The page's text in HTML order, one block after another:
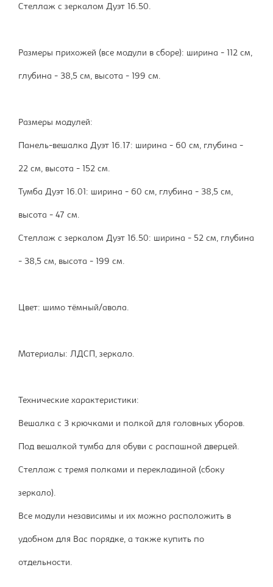
Стеллаж с зеркалом Дуэт 16.50.
Размеры прихожей (все модули в сборе): ширина - 112 см,
глубина - 38,5 см, высота - 199 см.
Размеры модулей:
Панель-вешалка Дуэт 16.17: ширина - 60 см, глубина -
22 см, высота - 152 см.
Тумба Дуэт 16.01: ширина - 60 см, глубина - 38,5 см,
высота - 47 см.
Стеллаж с зеркалом Дуэт 16.50: ширина - 52 см, глубина
- 38,5 см, высота - 199 см.
Цвет: шимо тёмный/авола.
Материалы: ЛДСП, зеркало.
Технические характеристики:
Вешалка с 3 крючками и полкой для головных уборов.
Под вешалкой тумба для обуви с распашной дверцей.
Стеллаж с тремя полками и перекладиной (сбоку
зеркало).
Все модули независимы и их можно расположить в
удобном для Вас порядке, а также купить по
отдельности.